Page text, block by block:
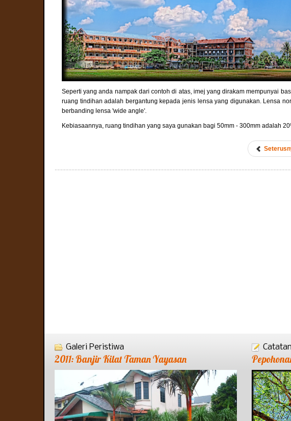
Seperti yang anda nampak dari contoh di atas, imej yang dirakam mempunyai
ruang tindihan adalah bergantung kepada jenis lensa yang digunakan. Lensa
berbanding lensa 'wide angle'.
Kebiasaannya, ruang tindihan yang saya gunakan bagi 50mm - 300mm adalah
Galeri Peristiwa
2011: Banjir Kilat Taman Yayasan